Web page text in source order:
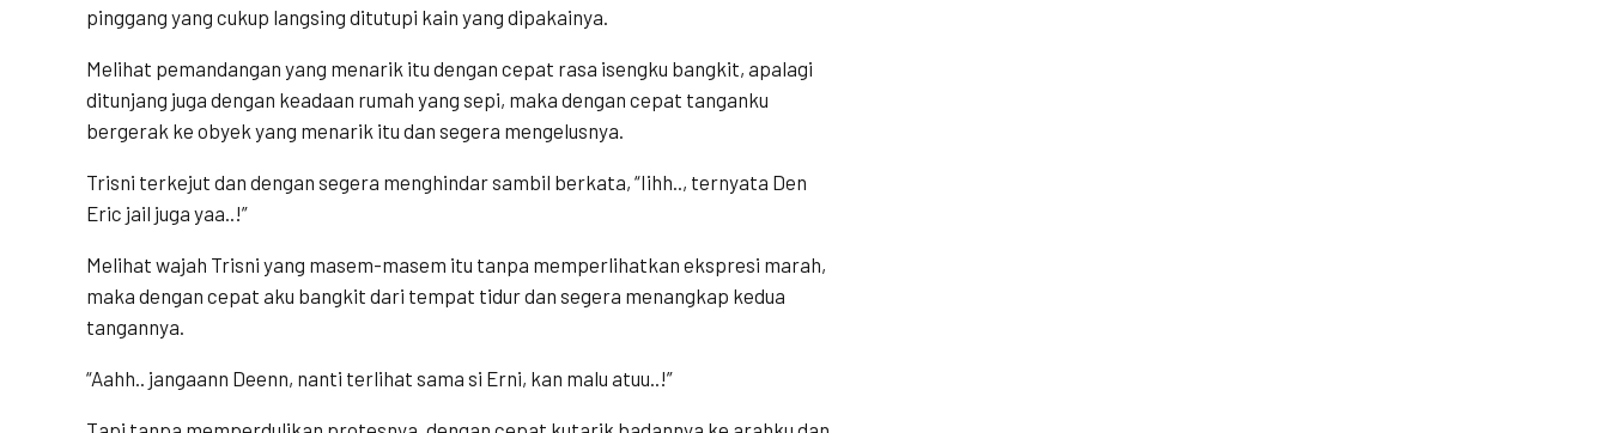
pinggang yang cukup langsing ditutupi kain yang dipakainya.
Melihat pemandangan yang menarik itu dengan cepat rasa isengku bangkit, apalagi
ditunjang juga dengan keadaan rumah yang sepi, maka dengan cepat tanganku
bergerak ke obyek yang menarik itu dan segera mengelusnya.
Trisni terkejut dan dengan segera menghindar sambil berkata, “Iihh.., ternyata Den
Eric jail juga yaa..!”
Melihat wajah Trisni yang masem-masem itu tanpa memperlihatkan ekspresi marah,
maka dengan cepat aku bangkit dari tempat tidur dan segera menangkap kedua
tangannya.
“Aahh.. jangaann Deenn, nanti terlihat sama si Erni, kan malu atuu..!”